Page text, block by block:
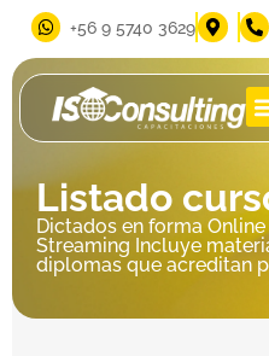
‪+56 9 5740 3629‬
Listado
Dictados en forma
Streaming Incluye
diplomas que acreditan